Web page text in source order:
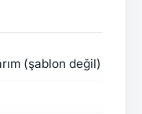
(şablon değil)